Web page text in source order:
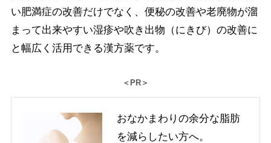
い肥満症の改善だけでなく、便秘の改善や老廃物が溜
まって出来やすい湿疹や吹き出物（にきび）の改善に
と幅広く活用できる漢方薬です。
＜PR＞
おなかまわりの余分な脂肪
を減らしたい方へ。